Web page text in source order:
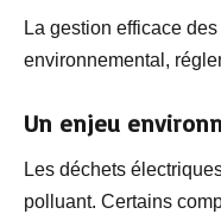
La gestion efficace
environnemental,
Un enjeu
Les déchets
polluant. Certains